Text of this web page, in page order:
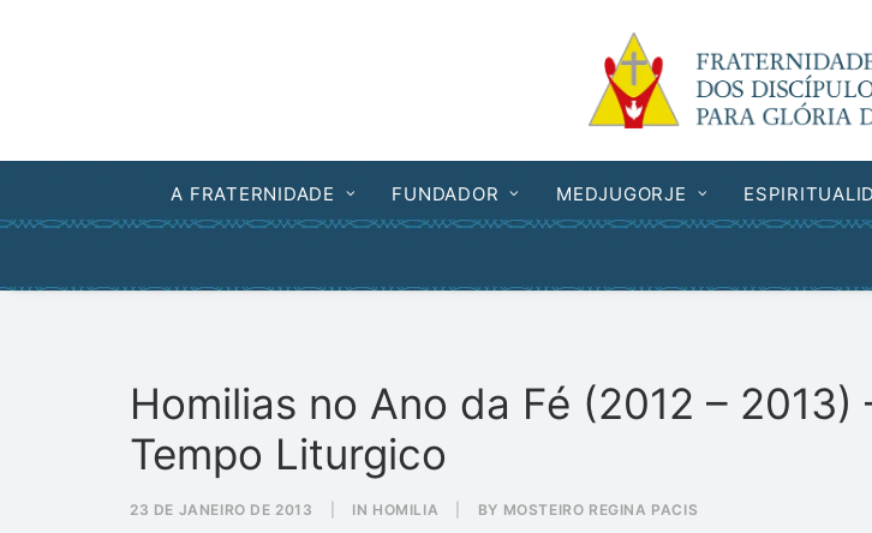
A FRATERNIDADE FUNDADOR MEDJUGORJE
Homilias no Ano da Fé (2012 – 2013)
Tempo Liturgico
23 DE JANEIRO DE 2013 IN HOMILIA BY MOSTEIRO REGINA PACIS